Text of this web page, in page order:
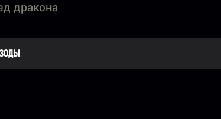
дракона